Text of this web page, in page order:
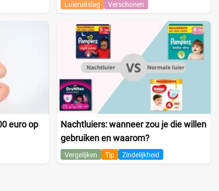
Luieruitslag Verschonen
euro op
Nachtluiers: wanneer zou je die willen
gebruiken en waarom?
Vergelijken Tip Zindelijkheid